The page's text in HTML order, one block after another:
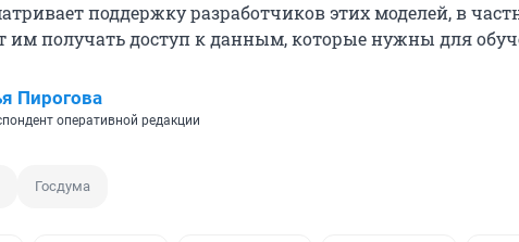
поддержку разработчиков этих моделей, в
им получать доступ к данным, которые нужны для
Пирогова
оперативной редакции
Госдума